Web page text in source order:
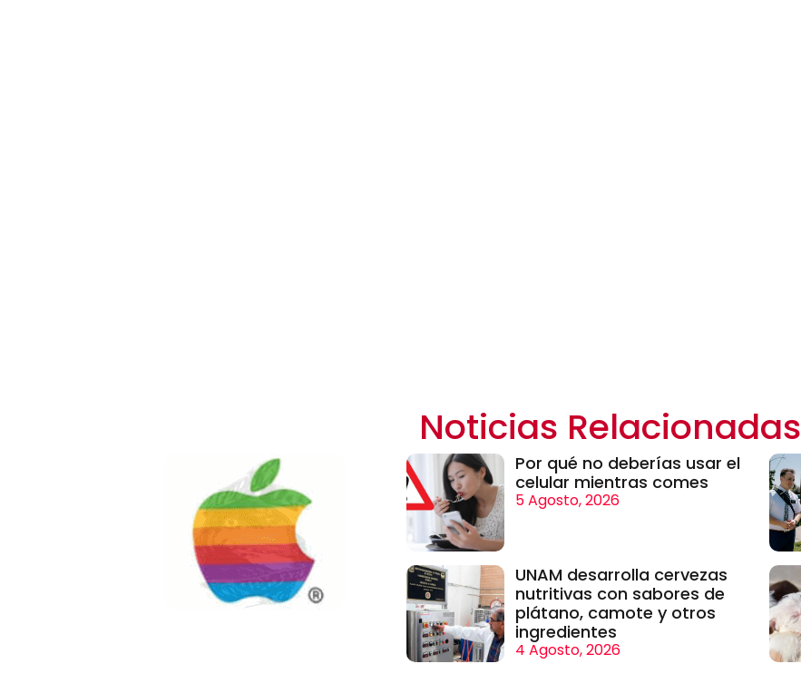
Noticias Relacionadas
Por qué no deberías usar el
celular mientras comes
5 Agosto, 2026
UNAM desarrolla cervezas
nutritivas con sabores de
plátano, camote y otros
ingredientes
4 Agosto, 2026